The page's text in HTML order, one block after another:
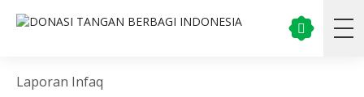
Laporan Infaq